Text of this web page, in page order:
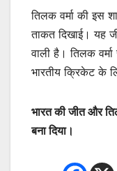
तिलक वर्मा की इस
ताकत दिखाई। यह
वाली है। तिलक
भारतीय क्रिकेट के
भारत की जीत और
बना दिया।